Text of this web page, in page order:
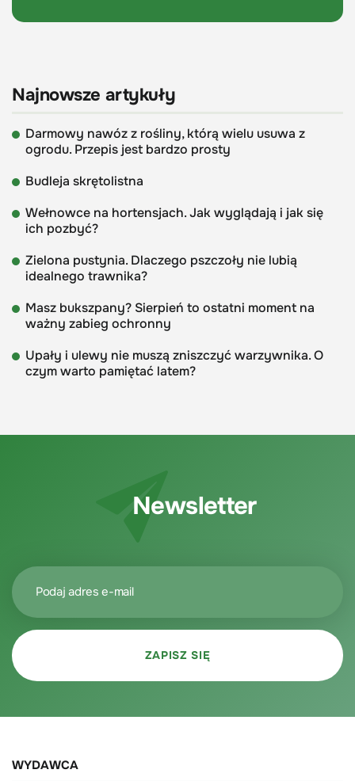
Najnowsze artykuły
Darmowy nawóz z rośliny, którą wielu usuwa z
ogrodu. Przepis jest bardzo prosty
Budleja skrętolistna
Wełnowce na hortensjach. Jak wyglądają i jak się
ich pozbyć?
Zielona pustynia. Dlaczego pszczoły nie lubią
idealnego trawnika?
Masz bukszpany? Sierpień to ostatni moment na
ważny zabieg ochronny
Upały i ulewy nie muszą zniszczyć warzywnika. O
czym warto pamiętać latem?
Newsletter
WYDAWCA